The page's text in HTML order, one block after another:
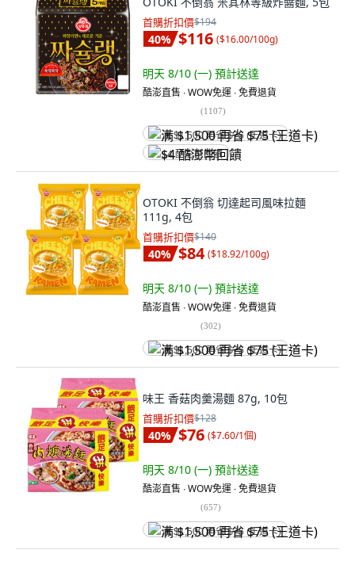
首購折扣價$194
40% $116 ($16.00/100g)
明天 8/10 (一) 預計送達
酷澎直售 ∙ WOW免運 ∙ 免費退貨
(1107)
满 $1,500 再省 $75 (王道卡)
$4 酷澎幣回饋
OTOKI 不倒翁 切達起司風味拉麵
111g, 4包
首購折扣價$140
40% $84 ($18.92/100g)
明天 8/10 (一) 預計送達
酷澎直售 ∙ WOW免運 ∙ 免費退貨
(302)
满 $1,500 再省 $75 (王道卡)
味王 香菇肉羹湯麵 87g, 10包
首購折扣價$128
40% $76 ($7.60/1個)
明天 8/10 (一) 預計送達
酷澎直售 ∙ WOW免運 ∙ 免費退貨
(657)
满 $1,500 再省 $75 (王道卡)